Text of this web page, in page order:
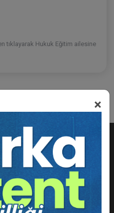
×
tıklayarak Hukuk Eğitim ailesine
Cd. No 6 D:8, Beşiktaş/